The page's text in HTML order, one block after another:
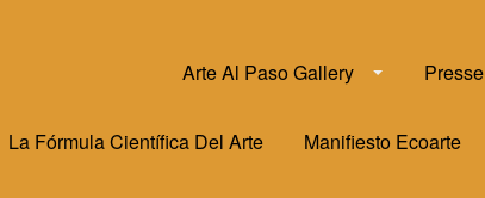
Arte Al Paso Gallery Presse
La Fórmula Científica Del Arte Manifiesto Ecoarte